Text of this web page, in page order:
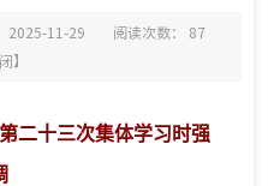
2025-11-29 阅读次数： 87
】
二十三次集体学习时强